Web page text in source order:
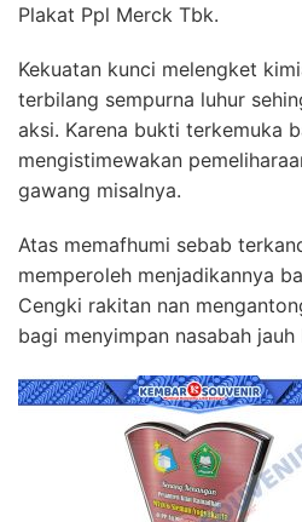
Plakat Ppl Merck Tbk.
Kekuatan kunci melengket
terbilang sempurna luhur
aksi. Karena bukti terkemuka
mengistimewakan
gawang misalnya.
Atas memafhumi sebab
memperoleh menjadikannya
Cengki rakitan nan
bagi menyimpan nasabah